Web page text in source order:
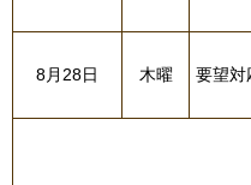
8月28日 木曜 要望対